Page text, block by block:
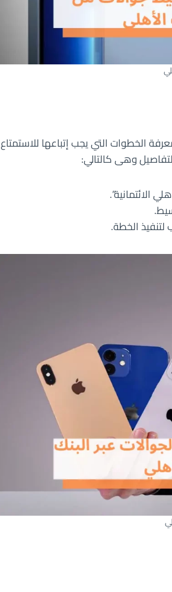
الخطوات التي يجب إتباعها للاستمتاع
وهى كالتالي:
الائتمانية”.
الخطة.